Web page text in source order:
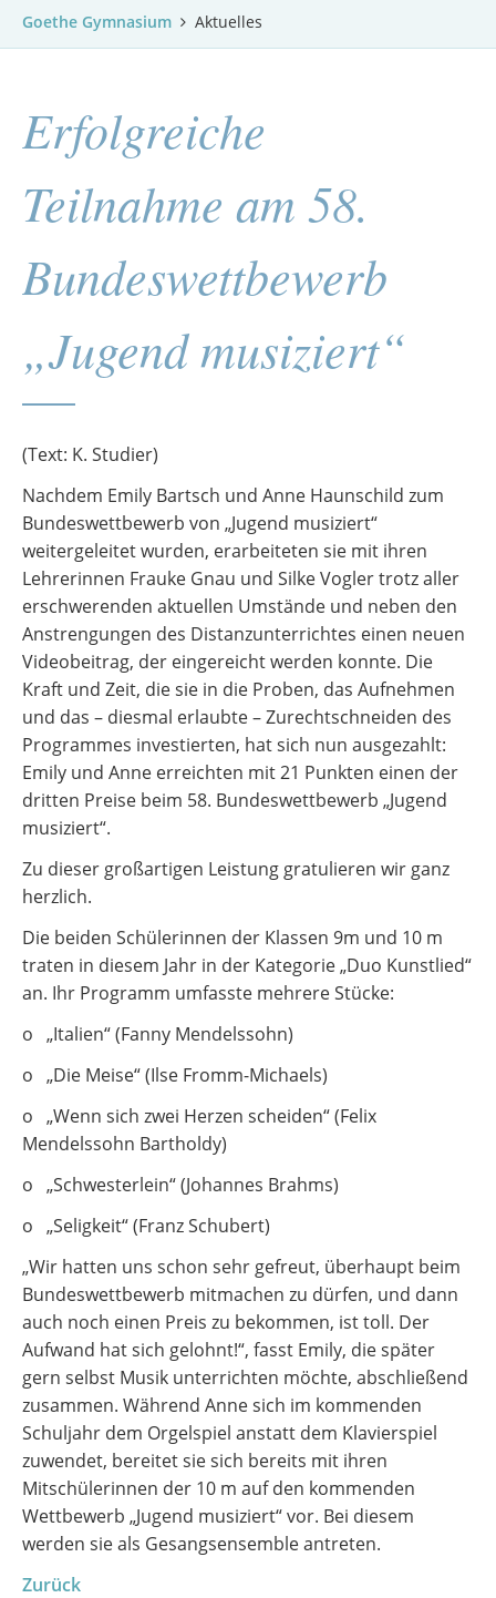
Goethe Gymnasium Aktuelles
Erfolgreiche
Teilnahme am 58.
Bundeswettbewerb
„Jugend musiziert“
(Text: K. Studier)
Nachdem Emily Bartsch und Anne Haunschild zum
Bundeswettbewerb von „Jugend musiziert“
weitergeleitet wurden, erarbeiteten sie mit ihren
Lehrerinnen Frauke Gnau und Silke Vogler trotz aller
erschwerenden aktuellen Umstände und neben den
Anstrengungen des Distanzunterrichtes einen neuen
Videobeitrag, der eingereicht werden konnte. Die
Kraft und Zeit, die sie in die Proben, das Aufnehmen
und das – diesmal erlaubte – Zurechtschneiden des
Programmes investierten, hat sich nun ausgezahlt:
Emily und Anne erreichten mit 21 Punkten einen der
dritten Preise beim 58. Bundeswettbewerb „Jugend
musiziert“.
Zu dieser großartigen Leistung gratulieren wir ganz
herzlich.
Die beiden Schülerinnen der Klassen 9m und 10 m
traten in diesem Jahr in der Kategorie „Duo Kunstlied“
an. Ihr Programm umfasste mehrere Stücke:
o „Italien“ (Fanny Mendelssohn)
o „Die Meise“ (Ilse Fromm-Michaels)
o „Wenn sich zwei Herzen scheiden“ (Felix
Mendelssohn Bartholdy)
o „Schwesterlein“ (Johannes Brahms)
o „Seligkeit“ (Franz Schubert)
„Wir hatten uns schon sehr gefreut, überhaupt beim
Bundeswettbewerb mitmachen zu dürfen, und dann
auch noch einen Preis zu bekommen, ist toll. Der
Aufwand hat sich gelohnt!“, fasst Emily, die später
gern selbst Musik unterrichten möchte, abschließend
zusammen. Während Anne sich im kommenden
Schuljahr dem Orgelspiel anstatt dem Klavierspiel
zuwendet, bereitet sie sich bereits mit ihren
Mitschülerinnen der 10 m auf den kommenden
Wettbewerb „Jugend musiziert“ vor. Bei diesem
werden sie als Gesangsensemble antreten.
Zurück